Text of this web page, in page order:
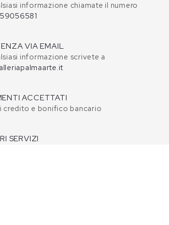
informazione chiamate il numero
VIA EMAIL
informazione scrivete a
ACCETTATI
credito e bonifico bancario
SERVIZI